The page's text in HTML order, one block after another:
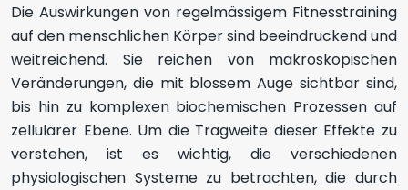
Die Auswirkungen von regelmässigem Fitnesstraining
auf den menschlichen Körper sind beeindruckend und
weitreichend. Sie reichen von makroskopischen
Veränderungen, die mit blossem Auge sichtbar sind,
bis hin zu komplexen biochemischen Prozessen auf
zellulärer Ebene. Um die Tragweite dieser Effekte zu
verstehen, ist es wichtig, die verschiedenen
physiologischen Systeme zu betrachten, die durch